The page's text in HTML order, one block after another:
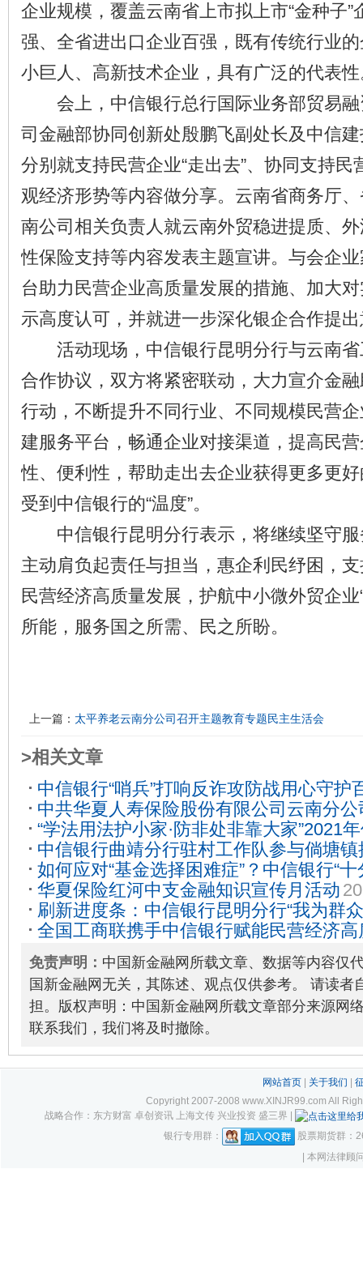
企业规模，覆盖云南省上市拟上市“金种子”
强、全省进出口企业百强，既有传统行业
小巨人、高新技术企业，具有广泛的代表
会上，中信银行总行国际业务部贸易融
司金融部协同创新处殷鹏飞副处长及中信
分别就支持民营企业“走出去”、协同支持
观经济形势等内容做分享。云南省商务厅
南公司相关负责人就云南外贸稳进提质、
性保险支持等内容发表主题宣讲。与会企
台助力民营企业高质量发展的措施、加大
示高度认可，并就进一步深化银企合作提
活动现场，中信银行昆明分行与云南省
合作协议，双方将紧密联动，大力宣介金
行动，不断提升不同行业、不同规模民营
建服务平台，畅通企业对接渠道，提高民
性、便利性，帮助走出去企业获得更多更
受到中信银行的“温度”。
中信银行昆明分行表示，将继续坚守服
主动肩负起责任与担当，惠企利民纾困，
民营经济高质量发展，护航中小微外贸企业
所能，服务国之所需、民之所盼。
上一篇： 太平养老云南分公司召开主题教育专题民主生活会
>相关文章
中信银行“哨兵”打响反诈攻防战用心守护
09-06
中共华夏人寿保险股份有限公司云南分
支部召开党史学习教育专题组织生活会
“学法用法护小家·防非处非靠大家”2021
进行时2021-06-21
中信银行曲靖分行驻村工作队参与倘塘
2023-05-26
如何应对“基金选择困难症”？中信银行“
2021-01-20
华夏保险红河中支金融知识宣传月活动
刷新进度条：中信银行昆明分行“我为群
单完成率超90%2021-11-05
全国工商联携手中信银行赋能民营经济
31
免责声明： 中国新金融网所载文章、数据等内容仅
国新金融网无关，其陈述、观点仅供参考。 请读者
担。版权声明：中国新金融网所载文章部分来源网
联系我们，我们将及时撤除。
网站首页| 关于我们
Copyright 2007-2008 www.XINJR99.com All
战略合作：东方财富 卓创资讯 上海文传 兴业投资 盛三界 |
银行专用群：
股票期货群：
| 本网法律顾